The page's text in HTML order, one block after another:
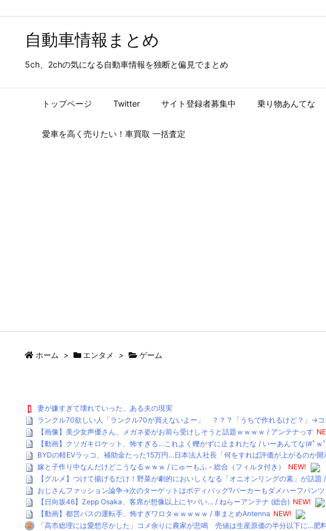
自動車情報まとめ
5ch、2chの気になる自動車情報を独断と偏見でまとめ
トップページ Twitter サイト登録者募集中 乗り物あんてな
愛車を高く売りたい！車買取 一括査定
ホーム > エンタメ > ゲーム
妻が嫌すぎて壊れていった、ある夫の現実
ランクル70欲しい人「ランクル70が買えないよー」 ？？？「うちで作れるけど？」→
【画像】美少女声優さん、メガネ姿がお前ら受けしそうと話題ｗｗｗｗ / アンテナっす
【動画】クソガキロケット、怖すぎる…これよく轢かずに止まれたな / いーあんてな(#ﾟｗ
BYDの軽EVラッコ、補助金たった15万円…日本法人社長「何をすれば評価が上がるのか
嫁と子作り中なんだけどこうなるｗｗｗ / にゅーもふ - 総合（フィルタ付き）
NEW!
【グルメ】つけて揚げるだけ！野菜が劇的においしくなる「オニオンリングの素」が話
おじさんファッション論争→次のターゲットはボディバッグ?パーカーもダメハーフパン
【日向坂46】Zepp Osaka、客席が想像以上にヤバい… / ねらーアンテナ (総合) NEW!
【動画】都営バスの運転手、怖すぎワロタｗｗｗｗｗ / 車まとめAntenna NEW!
「高市総理には愛想尽かした」コメ余りに農家が悲鳴 売値は生産原価の半分以下に…肥